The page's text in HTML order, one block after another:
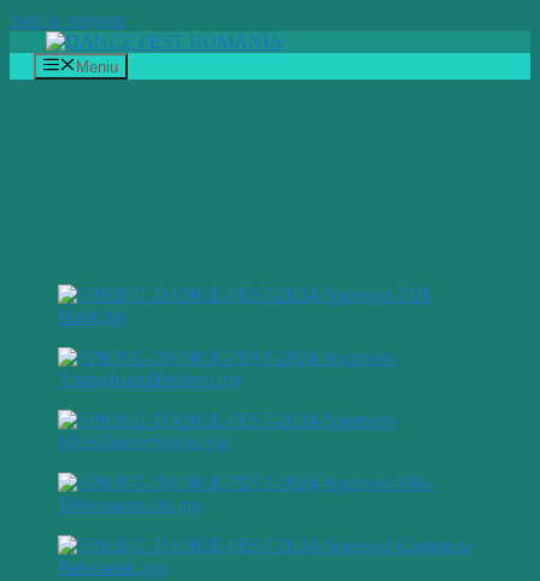
Sari la conținut
Meniu